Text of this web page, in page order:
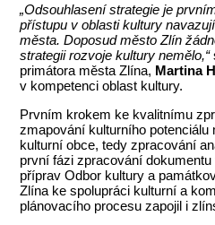
„Odsouhlasení strategie je
přístupu v oblasti kultury
města. Doposud město Zlín
strategii rozvoje kultury nemělo,“
primátora města Zlína, Martina
v kompetenci oblast kultury.
Prvním krokem ke kvalitnímu
zmapování kulturního
kulturní obce, tedy zpracování
první fázi zpracování
příprav Odbor kultury a
Zlína ke spolupráci kulturní a
plánovacího procesu zapojil i